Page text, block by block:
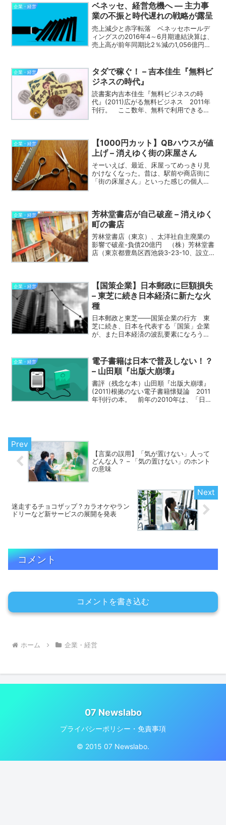
企業・経営
ベネッセ、経営危機へ ― 主力事
業の不振と時代遅れの戦略が露呈
売上減少と赤字転落 ベネッセホールデ
ィングスの2016年4～6月期連結決算は、
売上高が前年同期比2％減の1,056億円。
29億6,500万円の赤字（同4億1...
企業・経営
タダで稼ぐ！ – 吉本佳生『無料ビ
ジネスの時代』
読書案内吉本佳生『無料ビジネスの時
代』(2011)広がる無料ビジネス 2011年
刊行。 ここ数年、無料で利用できるサ
し気になっていた...
企業・経営
【1000円カット】QBハウスが値
上げ – 消えゆく街の床屋さん
そーいえば、最近、床屋ってめっきり見
かけなくなった。昔は、駅前や商店街に
「街の床屋さん」といった感じの個人経
に、出てきたのが、「100...
企業・経営
芳林堂書店が自己破産 – 消えゆく
町の書店
芳林堂書店（東京）、太洋社自主廃業の
影響で破産-負債20億円 （株）芳林堂書
店（東京都豊島区西池袋3-23-10、設立
約1...
企業・経営
【国策企業】日本郵政に巨額損失
– 東芝に続き日本経済に新たな火
種
日本郵政と東芝——国策企業の行方 東
芝に続き、日本を代表する「国策」企業
が、また日本経済の波乱要素になろうと
を計上する見通しになったと発表した。
17年3月期の...
企業・経営
電子書籍は日本で普及しない！？
– 山田順『出版大崩壊』
書評（残念な本）山田順『出版大崩壊』
(2011)根拠のない電子書籍懐疑論 2011
年刊行の本。 前年の2010年は、「日本
【言葉の誤用】「気が置けない」人って
どんな人？ – 「気の置けない」のホント
の意味
迷走するチョコザップ？カラオケやラン
ドリーなど新サービスの展開を発表
コメント
コメントを書き込む
ホーム 企業・経営
07 Newslabo
プライバシーポリシー・免責事項
© 2015 07 Newslabo.